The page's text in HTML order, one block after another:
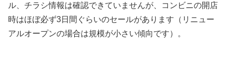
ル、チラシ情報は確認できていませんが、コンビニの開店
時はほぼ必ず3日間ぐらいのセールがあります（リニュー
アルオープンの場合は規模が小さい傾向です）。